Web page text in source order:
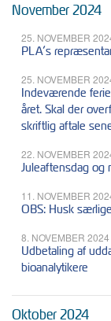
November 2024
25. NOVEMBER
PLA’s
25. NOVEMBER
Indeværende
året. Skal der
skriftlig aftale
22. NOVEMBER
Juleaftensdag og
11. NOVEMBER
OBS: Husk
8. NOVEMBER 2024
Udbetaling af
bioanalytikere
Oktober 2024